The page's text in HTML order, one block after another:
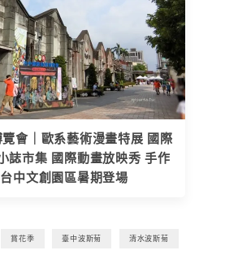
會｜歐系藝術漫畫特展 國際
誌市集 國際動畫放映秀 手作
中文創園區暑期登場
賞花季 臺中波斯菊 清水波斯菊